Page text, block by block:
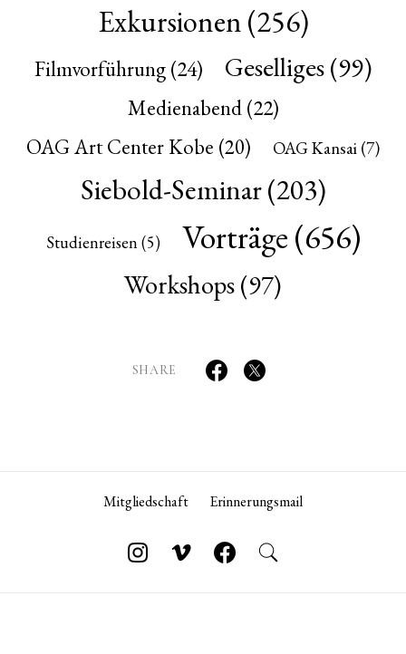
Exkursionen(256)
Filmvorführung(24) Geselliges(99)
Medienabend(22)
OAG Art Center Kobe (20) OAG Kansai (7)
Siebold-Seminar(203)
Studienreisen(5) Vorträge(656)
Workshops(97)
SHARE
Mitgliedschaft Erinnerungsmail